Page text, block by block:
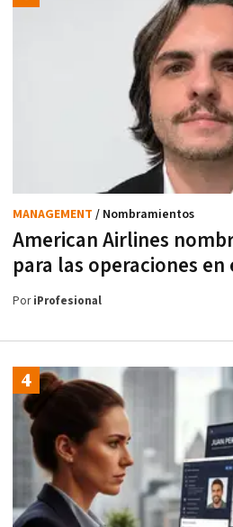
American Airlines
para las operaciones en
MANAGEMENT / Nombramientos
PoriProfesional